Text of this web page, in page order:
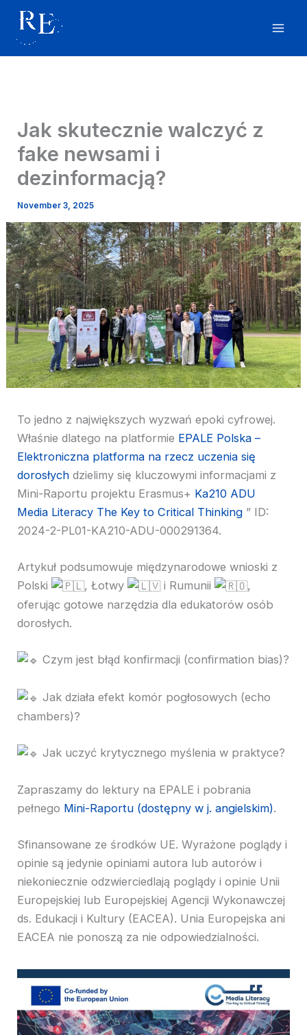
Skip
content
Jak skutecznie walczyć z
fake newsami i
dezinformacją?
November 3, 2025
Tojedno z największych wyzwań epoki cyfrowej.
Właśnie dlatego na platformie EPALE Polska –
Elektroniczna platforma na rzecz uczenia się
dorosłych dzielimy się kluczowymi informacjami z
Mini-Raportu projektu Erasmus+ Ka210 ADU
Media Literacy The Key to Critical Thinking ” ID:
2024-2-PL01-KA210-ADU-000291364.
Artykuł podsumowuje międzynarodowe wnioski z
Polski
, Łotwy i Rumunii
,
oferując gotowe narzędzia dla edukatorów osób
dorosłych.
Czym jest błąd konfirmacji (confirmation bias)?
Jak działa efekt komór pogłosowych (echo
chambers)?
Jak uczyć krytycznego myślenia w praktyce?
Zapraszamy do lektury na EPALE i pobrania
pełnego Mini-Raportu (dostępny w j. angielskim).
Sfinansowane ze środków UE. Wyrażone poglądy i
opinie są jedynie opiniami autora lub autorów i
niekoniecznie odzwierciedlają poglądy i opinie Unii
Europejskiej lub Europejskiej Agencji Wykonawczej
ds. Edukacji i Kultury (EACEA). Unia Europejska ani
EACEA nie ponoszą za nie odpowiedzialności.